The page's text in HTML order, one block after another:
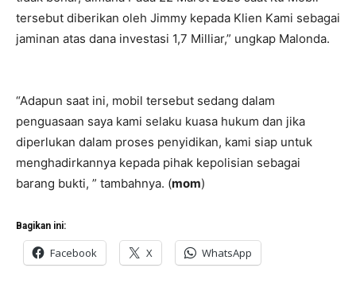
tersebut diberikan oleh Jimmy kepada Klien Kami sebagai
jaminan atas dana investasi 1,7 Milliar,” ungkap Malonda.
“Adapun saat ini, mobil tersebut sedang dalam
penguasaan saya kami selaku kuasa hukum dan jika
diperlukan dalam proses penyidikan, kami siap untuk
menghadirkannya kepada pihak kepolisian sebagai
barang bukti, ” tambahnya. (mom)
Bagikan ini:
Facebook X WhatsApp